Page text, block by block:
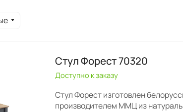
Стул Форест 70320
Доступно к заказу
Стул Форест изготовлен
производителем ММЦ из